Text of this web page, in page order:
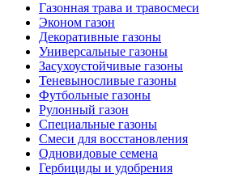
Газонная трава и травосмеси
Эконом газон
Декоративные газоны
Универсальные газоны
Засухоустойчивые газоны
Теневыносливые газоны
Футбольные газоны
Рулонный газон
Специальные газоны
Смеси для восстановления
Одновидовые семена
Гербициды и удобрения